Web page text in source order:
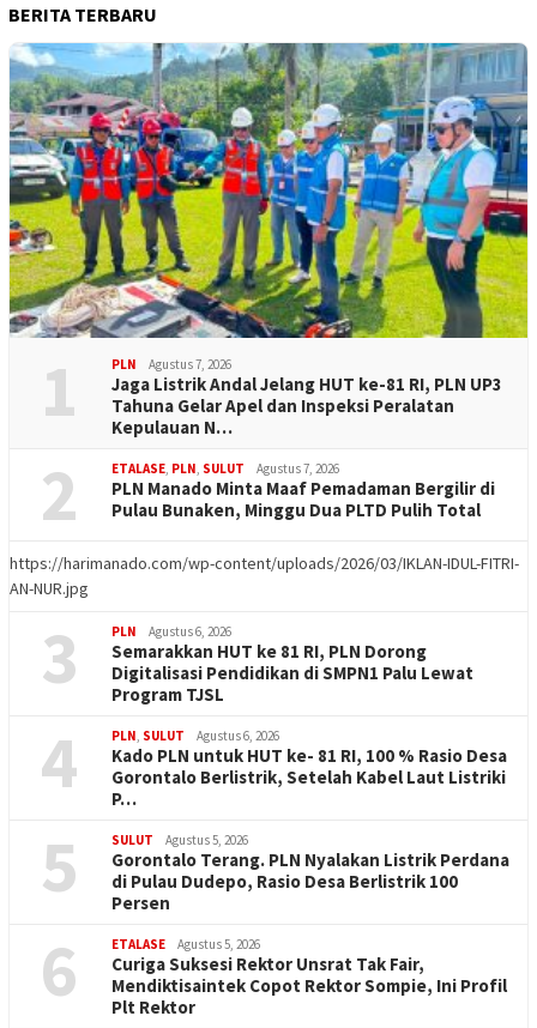
BERITA TERBARU
1 PLN Agustus 7, 2026
Jaga Listrik Andal Jelang HUT ke-81 RI, PLN UP3
Tahuna Gelar Apel dan Inspeksi Peralatan
Kepulauan N…
2 ETALASE, PLN, SULUT Agustus 7, 2026
PLN Manado Minta Maaf Pemadaman Bergilir di
Pulau Bunaken, Minggu Dua PLTD Pulih Total
https://harimanado.com/wp-content/uploads/2026/03/IKLAN-IDUL-FITRI-
AN-NUR.jpg
3 PLN Agustus 6, 2026
Semarakkan HUT ke 81 RI, PLN Dorong
Digitalisasi Pendidikan di SMPN1 Palu Lewat
Program TJSL
4 PLN, SULUT Agustus 6, 2026
Kado PLN untuk HUT ke- 81 RI, 100 % Rasio Desa
Gorontalo Berlistrik, Setelah Kabel Laut Listriki
P…
5 SULUT Agustus 5, 2026
Gorontalo Terang. PLN Nyalakan Listrik Perdana
di Pulau Dudepo, Rasio Desa Berlistrik 100
Persen
6 ETALASE Agustus 5, 2026
Curiga Suksesi Rektor Unsrat Tak Fair,
Mendiktisaintek Copot Rektor Sompie, Ini Profil
Plt Rektor